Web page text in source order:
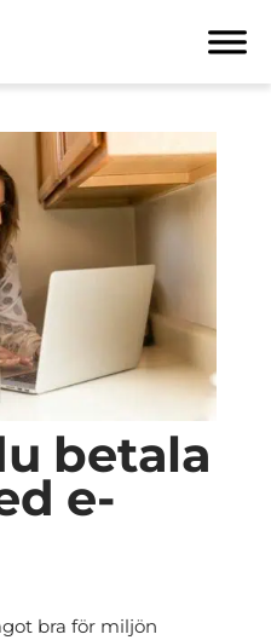
betala
e-
bra för miljön